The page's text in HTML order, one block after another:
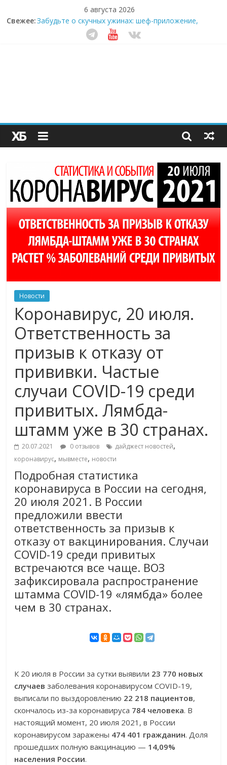
6 августа 2026
Свежее:Забудьте о скучных ужинах: шеф-приложение,
которое видит вашу еду насквозь
Небо зовёт: как бизнес на полётах дронов и
Секрет супергидратации: почему кокосовая вода с
пребиотиками становится главным трендом
здорового питания
Новости
Коронавирус, 20 июля.
Ответственность за
призыв к отказу от
прививки. Частые
случаи COVID-19 среди
привитых. Лямбда-
штамм уже в 30 странах.
20.07.2021 0 отзывов дайджест новостей,
коронавирус, мывместе, новости
Подробная статистика
коронавируса в России на сегодня,
20 июля 2021. В России
предложили ввести
ответственность за призыв к
отказу от вакцинирования. Случаи
COVID-19 среди привитых
встречаются все чаще. ВОЗ
зафиксировала распространение
штамма COVID-19 «лямбда» более
чем в 30 странах.
К 20 июля в России за сутки выявили 23 770 новых
случаев заболевания коронавирусом COVID-19,
выписали по выздоровлению 22 218 пациентов,
скончалось из-за коронавируса 784 человека. В
настоящий момент, 20 июля 2021, в России
коронавирусом заражены 474 401 гражданин. Доля
прошедших полную вакцинацию — 14,09%
населения России.